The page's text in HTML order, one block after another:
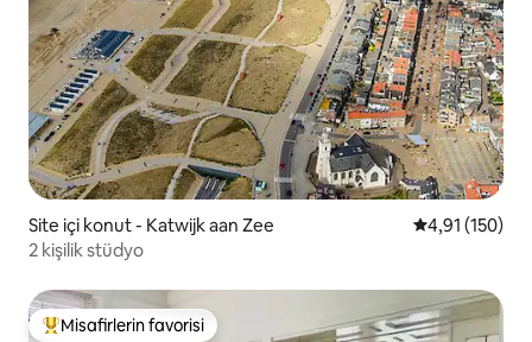
Site içi konut - Katwijk aan Zee 5 üzerinden
4,91 (150)
2 kişilik stüdyo
Misafirlerin favorilerinden en beğenilenler arasında
Misafirlerin favorisi